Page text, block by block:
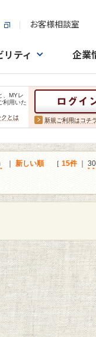
お客様相談室
ティ 企業
、MYレ
利用いた
とは 新規ご利用はコチ
新しい順 ［ 15件｜